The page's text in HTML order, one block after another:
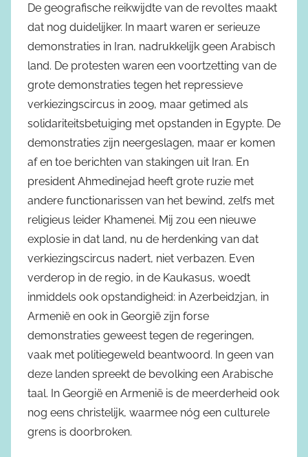
De geografische reikwijdte van de revoltes maakt
dat nog duidelijker. In maart waren er serieuze
demonstraties in Iran, nadrukkelijk geen Arabisch
land. De protesten waren een voortzetting van de
grote demonstraties tegen het repressieve
verkiezingscircus in 2009, maar getimed als
solidariteitsbetuiging met opstanden in Egypte. De
demonstraties zijn neergeslagen, maar er komen
af en toe berichten van stakingen uit Iran. En
president Ahmedinejad heeft grote ruzie met
andere functionarissen van het bewind, zelfs met
religieus leider Khamenei. Mij zou een nieuwe
explosie in dat land, nu de herdenking van dat
verkiezingscircus nadert, niet verbazen. Even
verderop in de regio, in de Kaukasus, woedt
inmiddels ook opstandigheid: in Azerbeidzjan, in
Armenië en ook in Georgië zijn forse
demonstraties geweest tegen de regeringen,
vaak met politiegeweld beantwoord. In geen van
deze landen spreekt de bevolking een Arabische
taal. In Georgië en Armenië is de meerderheid ook
nog eens christelijk, waarmee nóg een culturele
grens is doorbroken.